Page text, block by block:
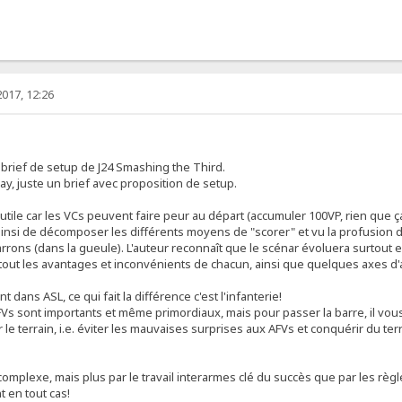
12:26
de setup de J24 Smashing the Third.
juste un brief avec proposition de setup.
car les VCs peuvent faire peur au départ (accumuler 100VP, rien que
de décomposer les différents moyens de "scorer" et vu la profusion
(dans la gueule). L'auteur reconnaît que le scénar évoluera surtout
les avantages et inconvénients de chacun, ainsi que quelques axes
dans ASL, ce qui fait la différence c'est l'infanterie!
sont importants et même primordiaux, mais pour passer la barre, il
terrain, i.e. éviter les mauvaises surprises aux AFVs et conquérir du
mais plus par le travail interarmes clé du succès que par les
en tout cas!